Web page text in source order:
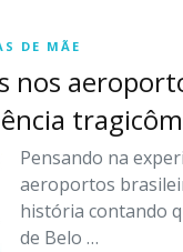
DE MÃE
nos
Pensando na
aeroportos
história contando
de Belo …